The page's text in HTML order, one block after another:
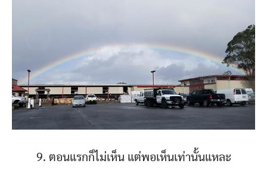
9. ตอนแรกก็ไม่เห็น แต่พอเห็นเท่านั้นแหละ